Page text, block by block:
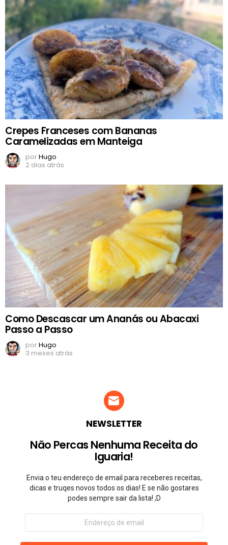
Crepes Franceses com Bananas
Caramelizadas em Manteiga
porHugo
2 dias atrás
Como Descascar um Ananás ou Abacaxi
Passo a Passo
porHugo
3 meses atrás
NEWSLETTER
Não Percas Nenhuma Receita do
Iguaria!
Envia o teu endereço de email para receberes receitas,
dicas e truqes novos todos os dias! E se não gostares
podes sempre sair da lista! ;D
Endereço
email